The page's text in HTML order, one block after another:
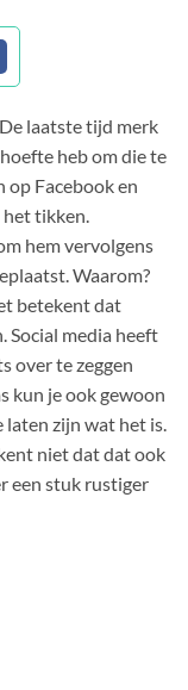
laatste tijd merk
heb om die te
op Facebook en
het tikken.
hem vervolgens
Waarom?
betekent dat
Social media heeft
over te zeggen
kun je ook gewoon
laten zijn wat het is.
niet dat dat ook
een stuk rustiger